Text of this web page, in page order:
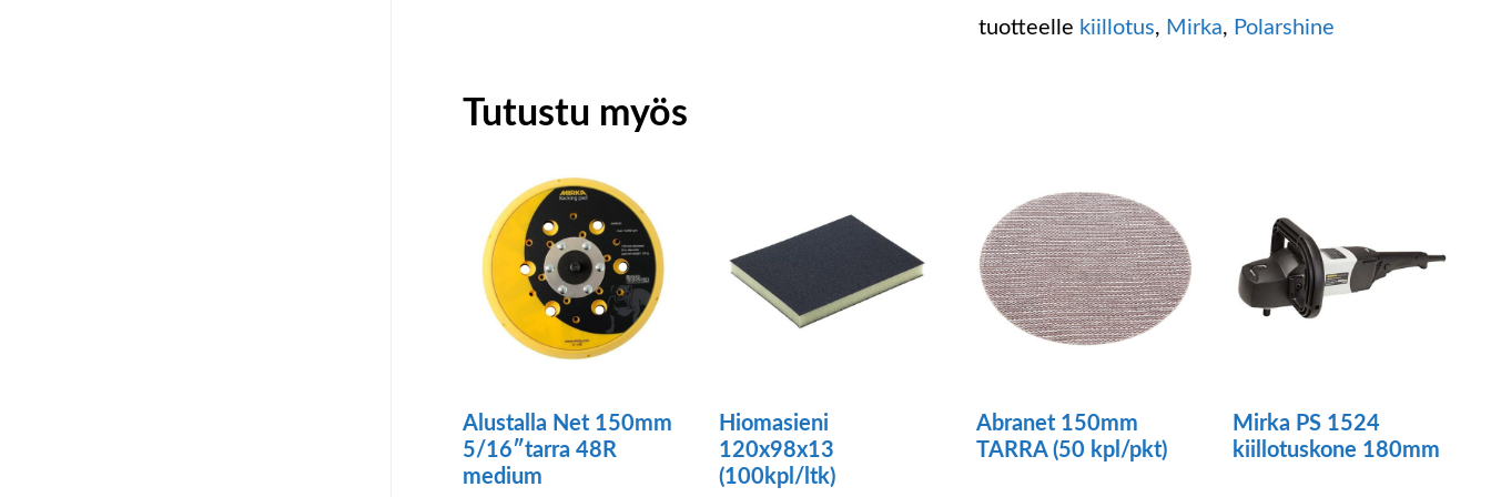
tuotteelle kiillotus, Mirka, Polarshine
Tutustu myös
Alustalla Net 150mm
5/16″tarra 48R
medium
Hiomasieni
120x98x13
(100kpl/ltk)
Abranet 150mm
TARRA (50 kpl/pkt)
Mirka PS 1524
kiillotuskone 180mm